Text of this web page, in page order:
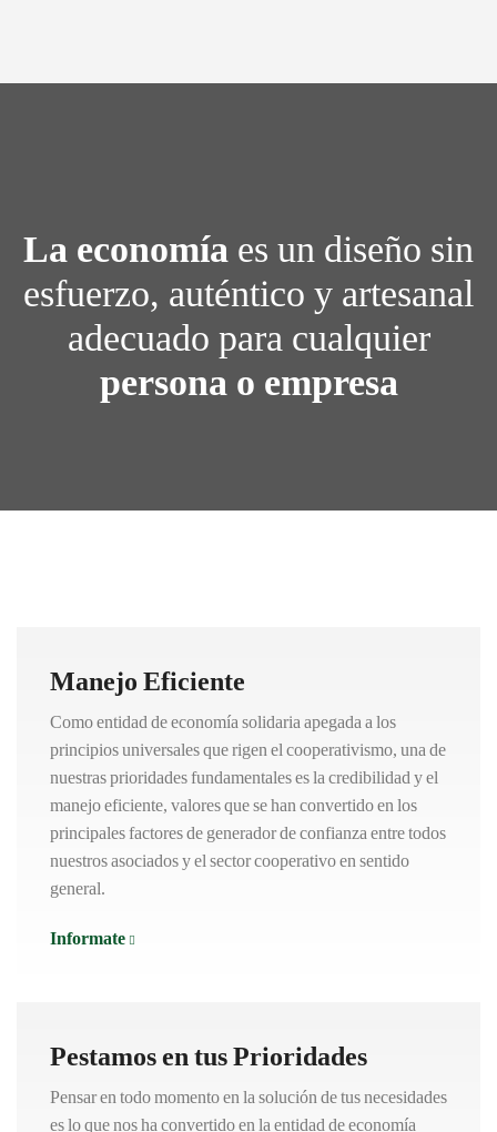
La economía es un diseño sin
esfuerzo, auténtico y artesanal
adecuado para cualquier
persona o empresa
Manejo Eficiente
Como entidad de economía solidaria apegada a los
principios universales que rigen el cooperativismo, una de
nuestras prioridades fundamentales es la credibilidad y el
manejo eficiente, valores que se han convertido en los
principales factores de generador de confianza entre todos
nuestros asociados y el sector cooperativo en sentido
general.
Informate
Pestamos en tus Prioridades
Pensar en todo momento en la solución de tus necesidades
es lo que nos ha convertido en la entidad de economía